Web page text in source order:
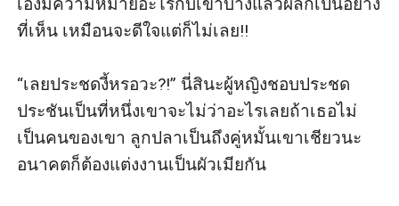
ที่เห็น เหมือนจะดีใจแต่ก็ไม่เลย!!
“เลยประชดงี้หรอวะ?!” นี่สินะผู้หญิงชอบประชด
ประชันเป็นที่หนึ่งเขาจะไม่ว่าอะไรเลยถ้าเธอไม่
เป็นคนของเขา ลูกปลาเป็นถึงคู่หมั้นเขาเชียวนะ
อนาคตก็ต้องแต่งงานเป็นผัวเมียกัน